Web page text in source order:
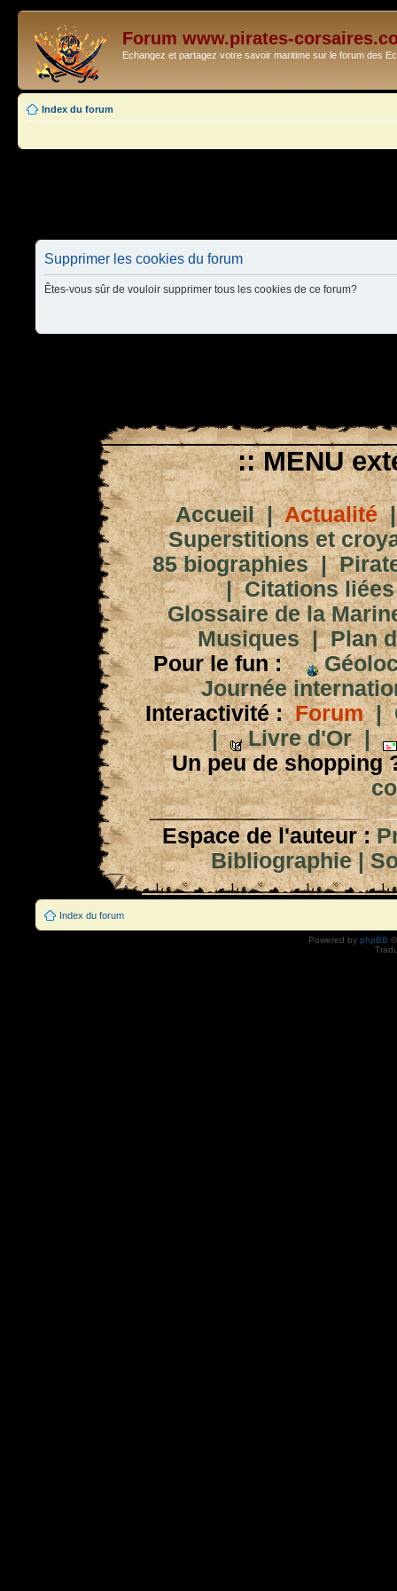
Forum www.pirates-
Echangez et partagez votre savoir maritime sur le forum des
Index du forum
Supprimer les cookies du forum
Êtes-vous sûr de vouloir supprimer tous les cookies de ce forum?
:: MENU
Accueil|Actualité
Superstitions et
85 biographies|
|Citations
Glossaire de la
Musiques|Plan
Pour le fun :
Journée
Interactivité : Forum|
|
Livre d'Or|
Un peu de shopping
Espace de l'auteur :
Bibliographie|
Index du forum
Powered by phpBB